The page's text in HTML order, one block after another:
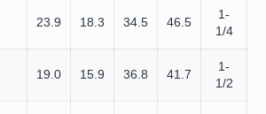
23.9 18.3 34.5 46.5
1-
1/4
19.0 15.9 36.8 41.7
1-
1/2